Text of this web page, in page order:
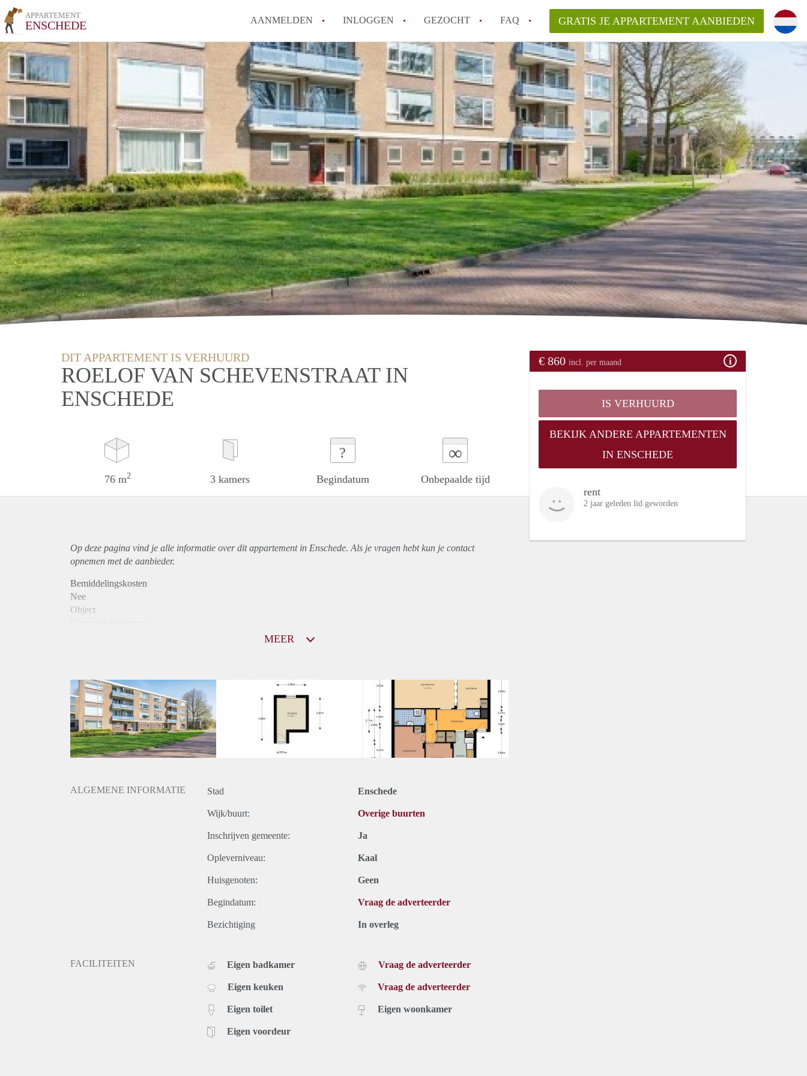
APPARTEMENT
ENSCHEDE AANMELDEN INLOGGEN GEZOCHT FAQ
How to translate AppartementEnschede!
Wat is AppartementEnschede?
Hoeveel kost het om te reageren op een Appartement in Enschede?
Wat is de privacyverklaring van AppartementEnschede?
Berekent AppartementEnschede
makelaarsvergoeding/bemiddelingsvergoeding?
Alle veelgestelde vragen
GRATIS JE APPARTEMENT AANBIEDEN
DIT APPARTEMENT IS VERHUURD
ROELOF VAN SCHEVENSTRAAT IN
ENSCHEDE
76 m2 3 kamers
?
Begindatum
∞
Onbepaalde tijd
€ 860 incl. per maand
IS VERHUURD
BEKIJK ANDERE APPARTEMENTEN
IN ENSCHEDE
rent
2 jaar geleden lid geworden
Op deze pagina vind je alle informatie over ditappartementin Enschede. Als je vragen hebt kun je contact
opnemen met de aanbieder.
Bemiddelingskosten
Nee
Object
Huurtoeslag
Mogelijk
Inkomen eis
N.V.T.
Huurtermijn
Onbepaalde termijn
MEER
ALGEMENE INFORMATIE Stad Enschede
Wijk/buurt: Overige buurten
Inschrijven gemeente: Ja
Opleverniveau: Kaal
Huisgenoten: Geen
Begindatum: Vraag de adverteerder
Bezichtiging In overleg
FACILITEITEN Eigen badkamer
Eigen keuken
Eigen toilet
Eigen voordeur
Vraag de adverteerder
Vraag de adverteerder
Eigen woonkamer